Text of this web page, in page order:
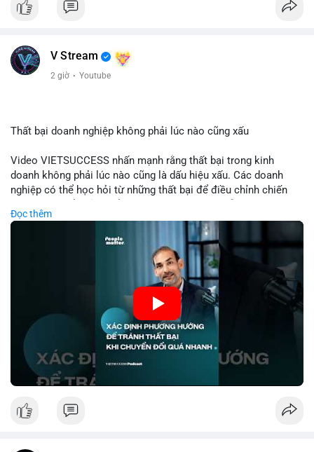
tập trung và làm chậm sự tham gia của nhà đầu tư istituционаl
#binancesquare #cryptonews
V Stream
2 giờ · Youtube
Thất bại doanh nghiệp không phải lúc nào cũng xấu
Video VIETSUCCESS nhấn mạnh rằng thất bại trong kinh
doanh không phải lúc nào cũng là dấu hiệu xấu. Các doanh
nghiệp có thể học hỏi từ những thất bại để điều chỉnh chiến
trình. Trong lĩnh vực tài chính và crypto, hiểu rõ nguyên nhân
thất bại giúp quản lý rủi ro hiệu quả và tránh lặp lại sai lầm.
Điều này đặc biệt quan trọng khi áp dụng vào các mô hình kinh
doanh mới hoặc đầu tư vào dự án blockchain.
🎥 Xem video trực tiếp tại:
Nguồn: VIETSUCCESS
Đọc thêm